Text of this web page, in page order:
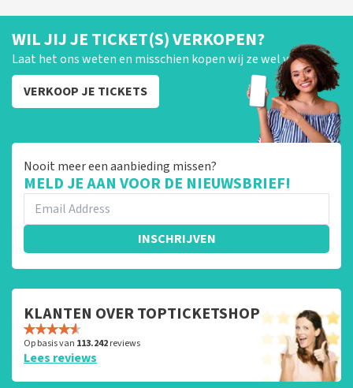
WIL JIJ JE TICKET(S) VERKOPEN?
Laat het ons weten en misschien kopen wij ze wel van je!
VERKOOP JE TICKETS
Nooit meer een aanbieding missen?
MELD JE AAN VOOR DE NIEUWSBRIEF!
INSCHRIJVEN
KLANTEN OVER TOPTICKETSHOP
Op basis van 113.242reviews
Lees reviews